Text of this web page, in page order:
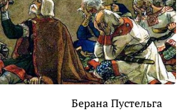
Берана Пустельга